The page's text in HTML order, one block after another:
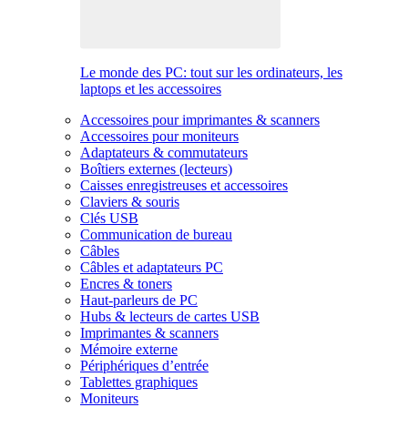
Le monde des PC: tout sur les ordinateurs, les
laptops et les accessoires
Accessoires pour imprimantes & scanners
Accessoires pour moniteurs
Adaptateurs & commutateurs
Boîtiers externes (lecteurs)
Caisses enregistreuses et accessoires
Claviers & souris
Clés USB
Communication de bureau
Câbles
Câbles et adaptateurs PC
Encres & toners
Haut-parleurs de PC
Hubs & lecteurs de cartes USB
Imprimantes & scanners
Mémoire externe
Périphériques d’entrée
Tablettes graphiques
Moniteurs